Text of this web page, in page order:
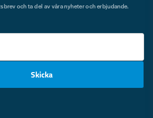
Skicka
och ta del av våra nyheter och erbjudande.